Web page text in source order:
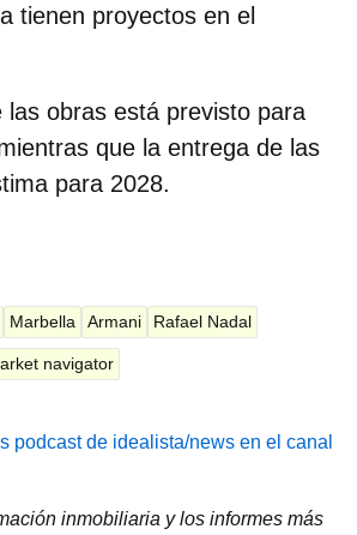
tienen proyectos en el
las obras está previsto para
que la entrega de las
para 2028.
Marbella Armani Rafael Nadal
navigator
podcast de idealista/news en el canal
inmobiliaria y los informes más